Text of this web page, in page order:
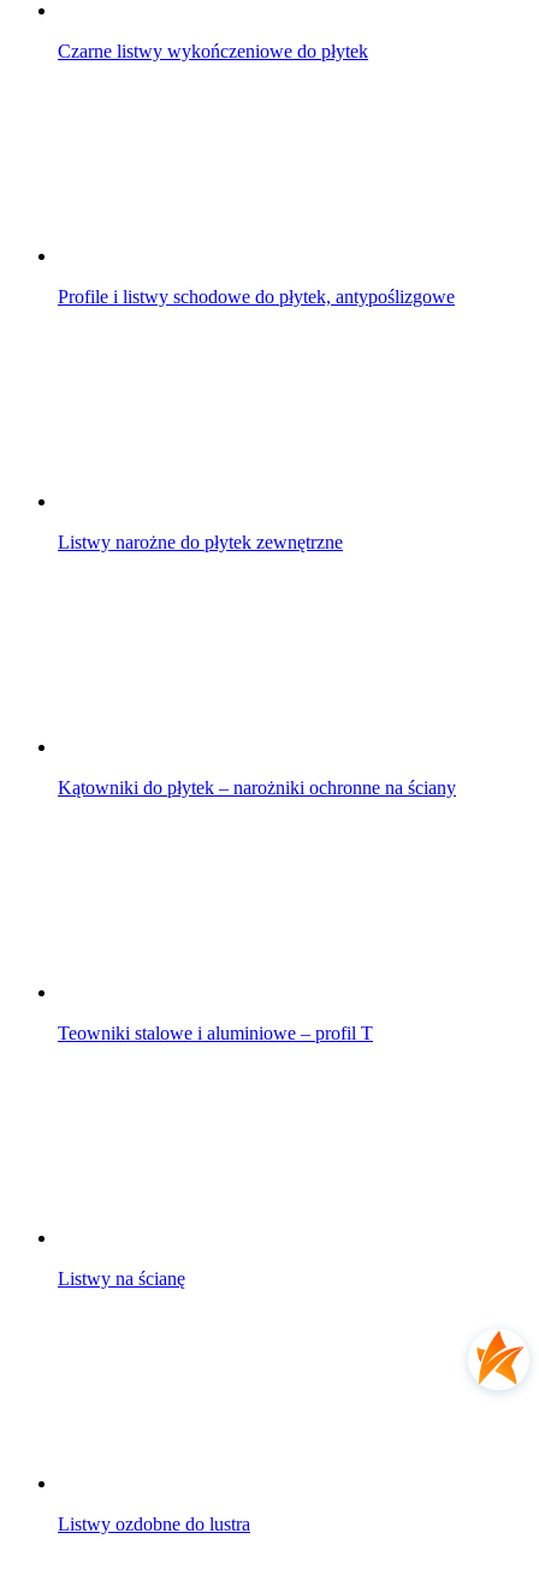
Czarne listwy wykończeniowe do płytek
Profile i listwy schodowe do płytek, antypoślizgowe
Listwy narożne do płytek zewnętrzne
Kątowniki do płytek – narożniki ochronne na ściany
Teowniki stalowe i aluminiowe – profil T
Listwy na ścianę
Listwy ozdobne do lustra